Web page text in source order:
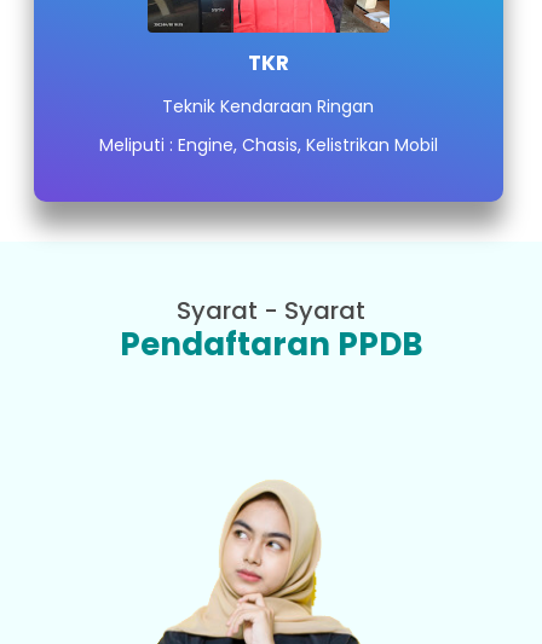
TKR
Teknik Kendaraan Ringan
Meliputi : Engine, Chasis, Kelistrikan Mobil
Syarat - Syarat
Pendaftaran PPDB